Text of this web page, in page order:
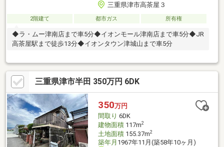
三重県津市高茶屋３
2階建て 都市ガス 所有権
◆ラ・ムー津南店まで車5分◆イオンモール津南店まで車5分◆JR
高茶屋駅まで徒歩13分◆イオンタウン津城山まで車5分
三重県津市半田 350万円 6DK
350万円
間取り 6DK
建物面積117m2
土地面積155.37m2
築年月 1967年11月(築58年10ヶ月)